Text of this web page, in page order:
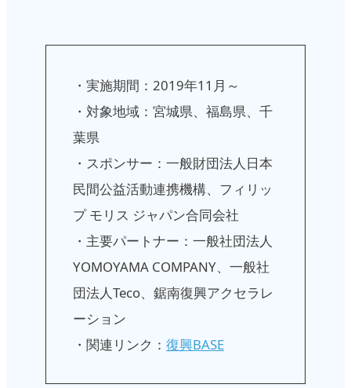
・実施期間：2019年11月～
・対象地域：宮城県、福島県、千
葉県
・スポンサー：一般財団法人日本
民間公益活動連携機構、フィリッ
プ モリス ジャパン合同会社
・主要パートナー：一般社団法人
YOMOYAMA COMPANY、一般社
団法人Teco、鋸南復興アクセラレ
ーション
・関連リンク： 復興BASE